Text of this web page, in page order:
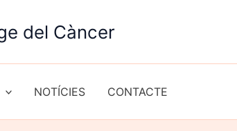
del Càncer
NOTÍCIES CONTACTE